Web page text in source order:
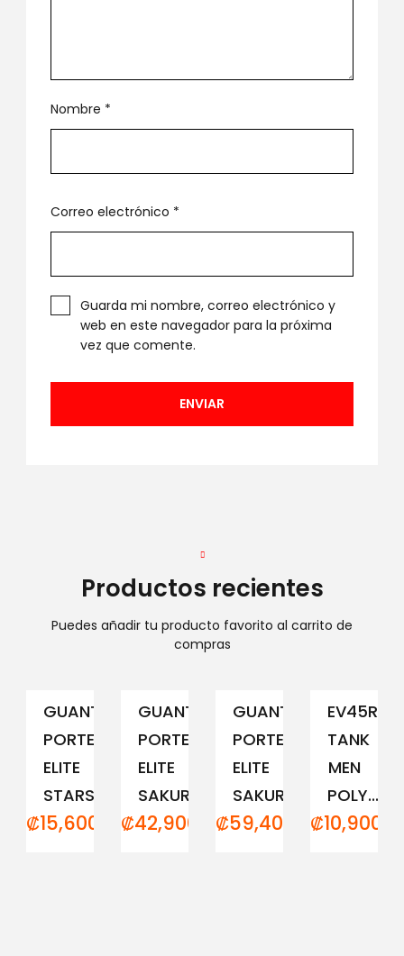
Nombre *
Correo electrónico *
Guarda mi nombre, correo electrónico y
web en este navegador para la próxima
vez que comente.
Productos recientes
Puedes añadir tu producto favorito al carrito de
compras
GUANTE
PORTERO
ELITE
STARS
₡15,600.00
GUANTE
PORTERO
ELITE
SAKURA...
₡42,900.00
GUANTE
PORTERO
ELITE
SAKURA...
₡59,400.00
TANK
MEN
POLY...
₡